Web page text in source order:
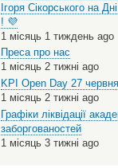
Ігоря Сікорського на
! 💜
1 місяць 1 тиждень ago
Преса про нас
1 місяць 2 тижні ago
KPI Open Day 27
1 місяць 2 тижні ago
Графіки ліквідації
заборгованостей
1 місяць 3 тижні ago